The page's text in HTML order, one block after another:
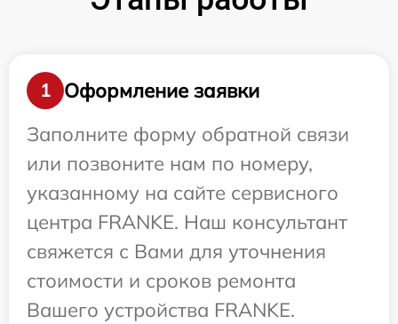
1
Оформление заявки
Заполните форму обратной связи
или позвоните нам по номеру,
указанному на сайте сервисного
центра FRANKE. Наш консультант
свяжется с Вами для уточнения
стоимости и сроков ремонта
Вашего устройства FRANKE.